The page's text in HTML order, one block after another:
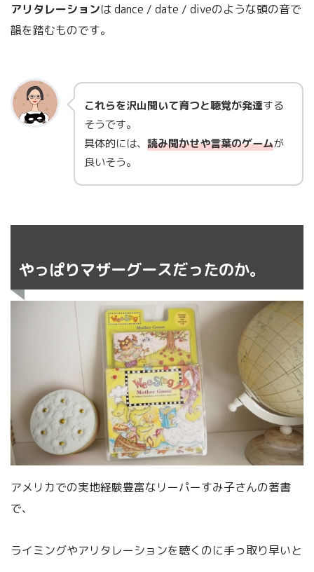
アリタレーションは dance / date / diveのような頭の音で
韻を踏むものです。
これらを沢山聞いて育つと聴覚が発達する
そうです。
具体的には、 読み聞かせや言葉のゲームが
良いそう。
やっぱりマザーグースだったのか。
アメリカでの実地経験豊富なリーパーすみ子さんの著書
で、
ライミングやアリタレーションを聴くのに手っ取り早いと